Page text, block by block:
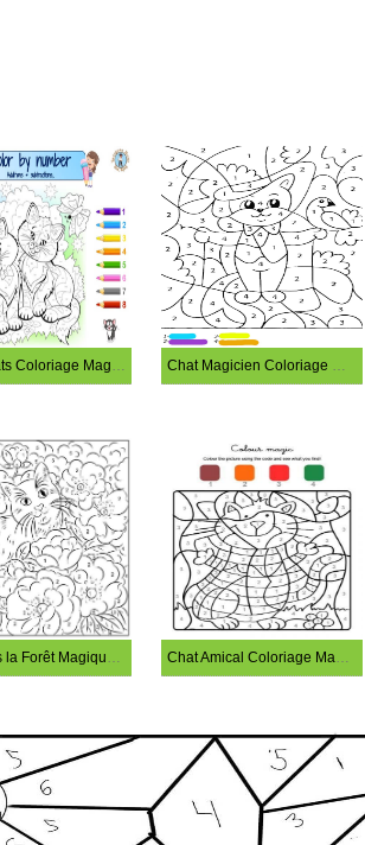
Deux Chats Coloriage Magique Chat Magicien Coloriage Magique
Chat dans la Forêt Magique des Fleurs à Colorier Chat Amical Coloriage Magique